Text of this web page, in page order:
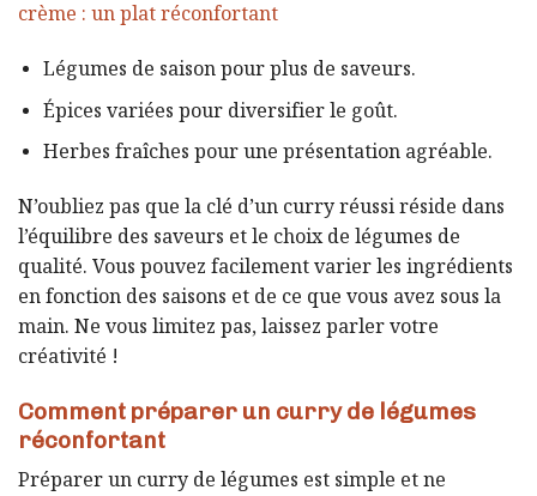
crème : un plat réconfortant
Légumes de saison pour plus de saveurs.
Épices variées pour diversifier le goût.
Herbes fraîches pour une présentation agréable.
N’oubliez pas que la clé d’un curry réussi réside dans
l’équilibre des saveurs et le choix de légumes de
qualité. Vous pouvez facilement varier les ingrédients
en fonction des saisons et de ce que vous avez sous la
main. Ne vous limitez pas, laissez parler votre
créativité !
Comment préparer un curry de légumes
réconfortant
Préparer un curry de légumes est simple et ne